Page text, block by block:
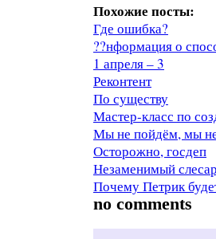
Похожие посты:
Где ошибка?
??нформация о
1 апреля – 3
Реконтент
По существу
Мастер-класс по
Мы не пойдём, мы
Осторожно, госдеп
Незаменимый
Почему Петрик
no comments